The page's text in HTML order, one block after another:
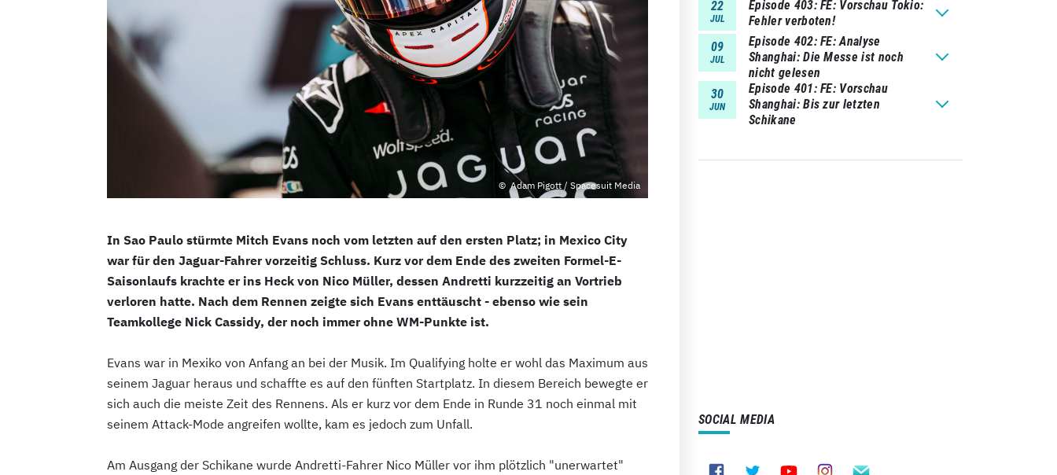
Adam Pigott / Spacesuit Media
In Sao Paulo stürmte Mitch Evans noch vom letzten auf den ersten Platz; in Mexico City
war für den Jaguar-Fahrer vorzeitig Schluss. Kurz vor dem Ende des zweiten Formel-E-
Saisonlaufs krachte er ins Heck von Nico Müller, dessen Andretti kurzzeitig an Vortrieb
verloren hatte. Nach dem Rennen zeigte sich Evans enttäuscht - ebenso wie sein
Teamkollege Nick Cassidy, der noch immer ohne WM-Punkte ist.
Evans war in Mexiko von Anfang an bei der Musik. Im Qualifying holte er wohl das Maximum aus
seinem Jaguar heraus und schaffte es auf den fünften Startplatz. In diesem Bereich bewegte er
sich auch die meiste Zeit des Rennens. Als er kurz vor dem Ende in Runde 31 noch einmal mit
seinem Attack-Mode angreifen wollte, kam es jedoch zum Unfall.
Am Ausgang der Schikane wurde Andretti-Fahrer Nico Müller vor ihm plötzlich "unerwartet"
22
JUL
Episode 403 FE: Vorschau Tokio:
Fehler verboten!
09
JUL
Episode 402 FE: Analyse
Shanghai: Die Messe ist noch
nicht gelesen
30
JUN
Episode 401 FE: Vorschau
Shanghai: Bis zur letzten
Schikane
SOCIAL MEDIA